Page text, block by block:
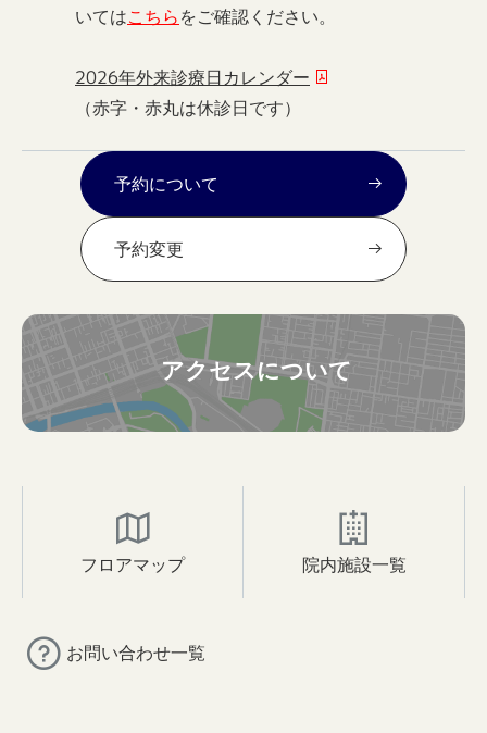
いてはこちらをご確認ください。
2026年外来診療日カレンダー
（赤字・赤丸は休診日です）
予約について
予約変更
アクセスについて
フロアマップ 院内施設一覧
お問い合わせ一覧